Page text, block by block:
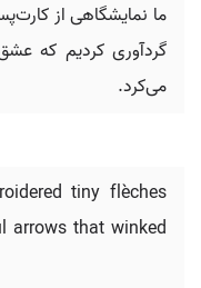
گردآوری کردیم که
می‌کرد.
tiny flèches
arrows that winked